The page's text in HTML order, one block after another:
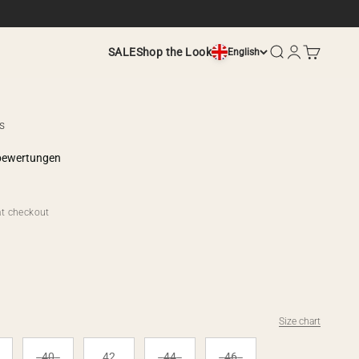
SALEShop the Look English SearchLoginCart
checkout
Size chart
40 42 44 46